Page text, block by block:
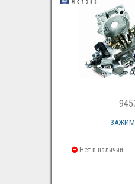
ЗАЖИМ
Нет в наличии